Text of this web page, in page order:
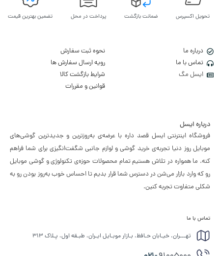
تحویل اکسپرس ضمانت بازگشت پرداخت در محل تضمین بهترین قیمت
درباره ما
تماس با ما
ایسل مگ
نحوه ثبت سفارش
رویه ارسال سفارش ها
شرایط بازگشت کالا
قوانین و مقررات
درباره ایسل
فروشگاه اینترنتی ایسل قصد داره با عرضه‌ی به‌روزترین و جدیدترین گوشی‌های
موبایل روز دنیا تجربه‌ی خرید گوشی و لوازم جانبی شگفت‌انگیزی برای شما فراهم
کنه. ما همواره در تلاش هستیم تمام محصولات حوزه‌ی تکنولوژی و گوشی موبایل
رو که وارد بازار می‌شن در دسترس شما قرار بدیم تا احساس خوب به‌روز بودن رو به
شکلی متفاوت تجربه کنین.
تماس با ما
تهـــران، خیـابان حـافظ، بـازار موبـایل ایـران، طبـقه اول، پـلاک ۳۱۳